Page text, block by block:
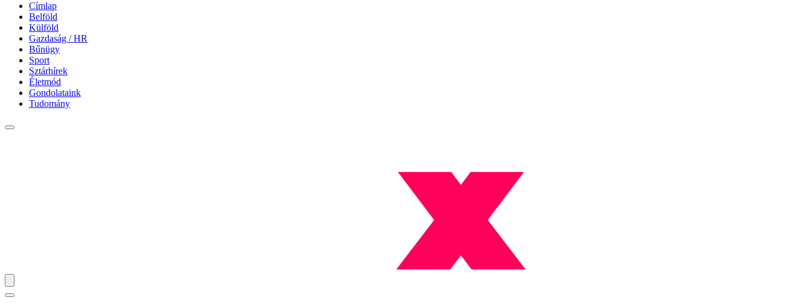
Címlap
Belföld
Külföld
Gazdaság / HR
Bűnügy
Sport
Sztárhírek
Életmód
Gondolataink
Tudomány